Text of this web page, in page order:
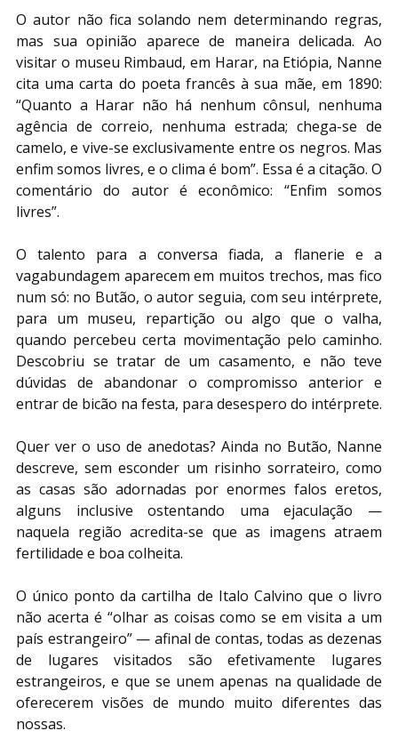
O autor não fica solando nem determinando regras,
mas sua opinião aparece de maneira delicada. Ao
visitar o museu Rimbaud, em Harar, na Etiópia, Nanne
cita uma carta do poeta francês à sua mãe, em 1890:
“Quanto a Harar não há nenhum cônsul, nenhuma
agência de correio, nenhuma estrada; chega-se de
camelo, e vive-se exclusivamente entre os negros. Mas
enfim somos livres, e o clima é bom”. Essa é a citação. O
comentário do autor é econômico: “Enfim somos
livres”.
O talento para a conversa fiada, a flanerie e a
vagabundagem aparecem em muitos trechos, mas fico
num só: no Butão, o autor seguia, com seu intérprete,
para um museu, repartição ou algo que o valha,
quando percebeu certa movimentação pelo caminho.
Descobriu se tratar de um casamento, e não teve
dúvidas de abandonar o compromisso anterior e
entrar de bicão na festa, para desespero do intérprete.
Quer ver o uso de anedotas? Ainda no Butão, Nanne
descreve, sem esconder um risinho sorrateiro, como
as casas são adornadas por enormes falos eretos,
alguns inclusive ostentando uma ejaculação —
naquela região acredita-se que as imagens atraem
fertilidade e boa colheita.
O único ponto da cartilha de Italo Calvino que o livro
não acerta é “olhar as coisas como se em visita a um
país estrangeiro” — afinal de contas, todas as dezenas
de lugares visitados são efetivamente lugares
estrangeiros, e que se unem apenas na qualidade de
oferecerem visões de mundo muito diferentes das
nossas.